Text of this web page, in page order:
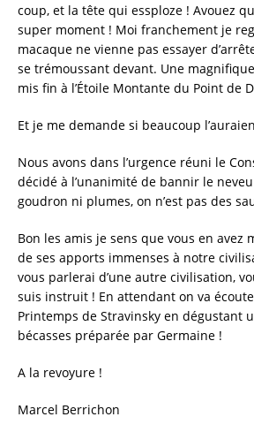
coup, et la tête qui essploze ! Avouez
super moment ! Moi franchement je
macaque ne vienne pas essayer
se trémoussant devant. Une
mis fin à l’Étoile Montante du Point de
Et je me demande si beaucoup
Nous avons dans l’urgence réuni le
décidé à l’unanimité de bannir le
goudron ni plumes, on n’est pas des
Bon les amis je sens que vous en avez
de ses apports immenses à notre
vous parlerai d’une autre civilisation,
suis instruit ! En attendant on va
Printemps de Stravinsky en dégustant
bécasses préparée par Germaine !
A la revoyure !
Marcel Berrichon